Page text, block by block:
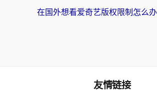
友情链接